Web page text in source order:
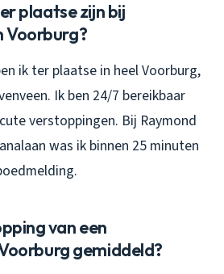
plaatse zijn bij
Voorburg?
ik ter plaatse in heel Voorburg,
Ik ben 24/7 bereikbaar
verstoppingen. Bij Raymond
was ik binnen 25 minuten
van een
gemiddeld?